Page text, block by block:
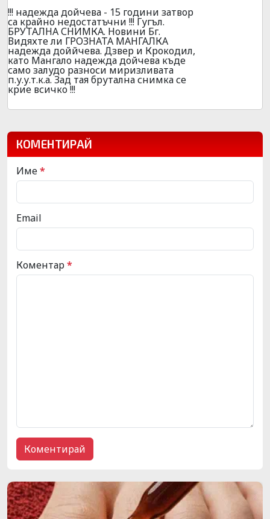
!!! надежда дойчева - 15 години затвор
са крайно недостатъчни !!! Гугъл.
БРУТАЛНА СНИМКА. Новини Бг.
Видяхте ли ГРОЗНАТА МАНГАЛКА
надежда доййчева. Дзвер и Крокодил,
като Мангало надежда дойчева къде
само залудо разноси миризливата
п.у.у.т.к.а. Зад тая брутална снимка се
крие всичко !!!
КОМЕНТИРАЙ
Име*
Email
Коментар*